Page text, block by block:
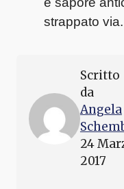
strappato via.
Scritto
da
Angela
24
2017